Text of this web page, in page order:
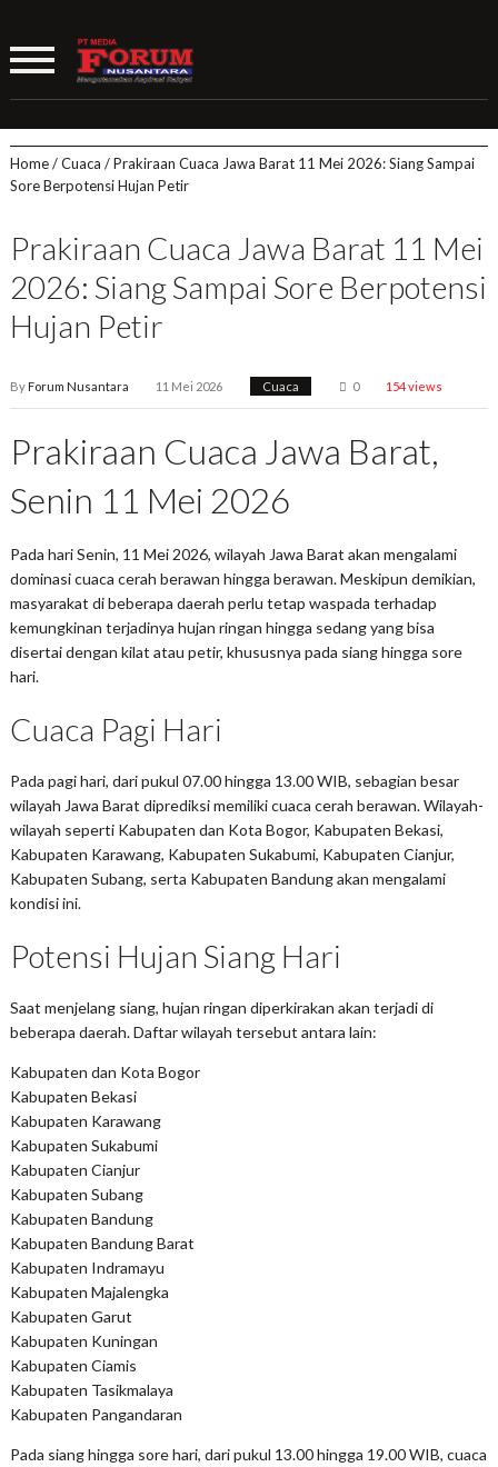
Home/Cuaca /Prakiraan Cuaca Jawa Barat 11 Mei 2026: Siang Sampai
Sore Berpotensi Hujan Petir
Prakiraan Cuaca Jawa Barat 11 Mei
2026: Siang Sampai Sore Berpotensi
Hujan Petir
ByForum Nusantara 11 Mei 2026 Cuaca 0 154 views
Prakiraan Cuaca Jawa Barat,
Senin 11 Mei 2026
Pada hari Senin, 11 Mei 2026, wilayah Jawa Barat akan mengalami
dominasi cuaca cerah berawan hingga berawan. Meskipun demikian,
masyarakat di beberapa daerah perlu tetap waspada terhadap
kemungkinan terjadinya hujan ringan hingga sedang yang bisa
disertai dengan kilat atau petir, khususnya pada siang hingga sore
hari.
Cuaca Pagi Hari
Pada pagi hari, dari pukul 07.00 hingga 13.00 WIB, sebagian besar
wilayah Jawa Barat diprediksi memiliki cuaca cerah berawan. Wilayah-
wilayah seperti Kabupaten dan Kota Bogor, Kabupaten Bekasi,
Kabupaten Karawang, Kabupaten Sukabumi, Kabupaten Cianjur,
Kabupaten Subang, serta Kabupaten Bandung akan mengalami
kondisi ini.
Potensi Hujan Siang Hari
Saat menjelang siang, hujan ringan diperkirakan akan terjadi di
beberapa daerah. Daftar wilayah tersebut antara lain:
Kabupaten dan Kota Bogor
Kabupaten Bekasi
Kabupaten Karawang
Kabupaten Sukabumi
Kabupaten Cianjur
Kabupaten Subang
Kabupaten Bandung
Kabupaten Bandung Barat
Kabupaten Indramayu
Kabupaten Majalengka
Kabupaten Garut
Kabupaten Kuningan
Kabupaten Ciamis
Kabupaten Tasikmalaya
Kabupaten Pangandaran
Pada siang hingga sore hari, dari pukul 13.00 hingga 19.00 WIB, cuaca